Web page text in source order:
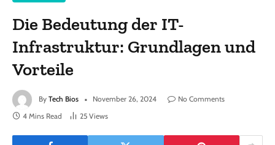
Die Bedeutung der IT-
Infrastruktur: Grundlagen und
Vorteile
By Tech Bios November 26, 2024
No Comments
4 Mins Read
25 Views